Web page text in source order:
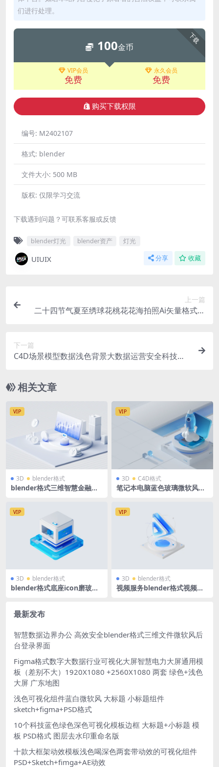
们进行处理。
下载
100金币
VIP会员
免费
永久会员
免费
购买下载权限
编号: M2402107
格式: blender
文件大小: 500 MB
版权: 仅限学习交流
下载遇到问题？可联系客服或反馈
blender灯光 blender资产 灯光
UIUIX 分享 收藏
上一篇
二十四节气夏至绣球花桃花花海拍照Ai矢量格式插
下一篇
C4D场景模型数据浅色背景大数据运营安全科技磨
相关文章
VIP
3D blender格式
blender格式三维智慧金融建
VIP
3D C4D格式
笔记本电脑蓝色玻璃微软风立
60 x1005
VIP
3D blender格式
blender格式底座icon磨玻璃
VIP
3D blender格式
视频服务blender格式视频播
最新发布
智慧数据边界办公 高效安全blender格式三维文件微软风后
台登录界面
Figma格式数字大数据行业可视化大屏智慧电力大屏通用模
板（差别不大）1920X1080 +2560X1080 两套 绿色+浅色
大屏 广东地图
浅色可视化组件蓝白微软风 大标题 小标题组件
sketch+figma+PSD格式
10个科技蓝色绿色深色可视化模板边框 大标题+小标题 模
板 PSD格式 图层去水印重命名版
十款大框架动效模板浅色喝深色两套带动效的可视化组件
PSD+Sketch+fimga+AE动效